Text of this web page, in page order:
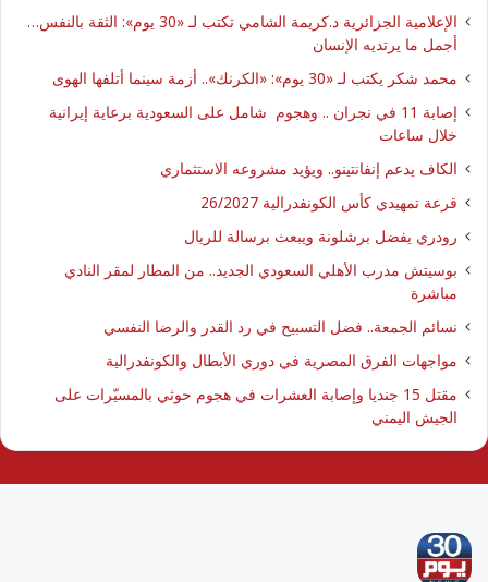
الإعلامية الجزائرية د.كريمة الشامي تكتب لـ «30 يوم»: الثقة بالنفس…
أجمل ما يرتديه الإنسان
محمد شكر يكتب لـ «30 يوم»: «الكرنك».. أزمة سينما أتلفها الهوى
إصابة 11 في نجران .. وهجوم شامل على السعودية برعاية إيرانية
خلال ساعات
الكاف يدعم إنفانتينو.. ويؤيد مشروعه الاستثماري
قرعة تمهيدي كأس الكونفدرالية 26/2027
رودري يفضل برشلونة ويبعث برسالة للريال
بوسيتش مدرب الأهلي السعودي الجديد.. من المطار لمقر النادي
مباشرة
نسائم الجمعة.. فضل التسبيح في رد القدر والرضا النفسي
مواجهات الفرق المصرية في دوري الأبطال والكونفدرالية
مقتل 15 جنديا وإصابة العشرات في هجوم حوثي بالمسيّرات على
الجيش اليمني